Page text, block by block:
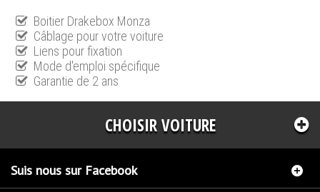
Boitier Drakebox Monza
Câblage pour votre voiture
Liens pour fixation
Mode d'emploi spécifique
Garantie de 2 ans
CHOISIR VOITURE
Suis nous sur Facebook